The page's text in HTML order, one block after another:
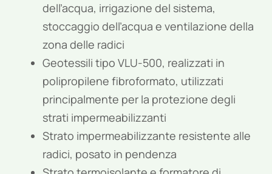
dell’acqua, irrigazione del sistema,
stoccaggio dell’acqua e ventilazione della
zona delle radici
Geotessili tipo VLU-500, realizzati in
polipropilene fibroformato, utilizzati
principalmente per la protezione degli
strati impermeabilizzanti
Strato impermeabilizzante resistente alle
radici, posato in pendenza